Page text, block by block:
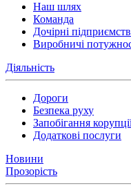
Наш шлях
Команда
Дочірні
Виробничі
Діяльність
Дороги
Безпека руху
Запобігання
Додаткові послуги
Новини
Прозорість